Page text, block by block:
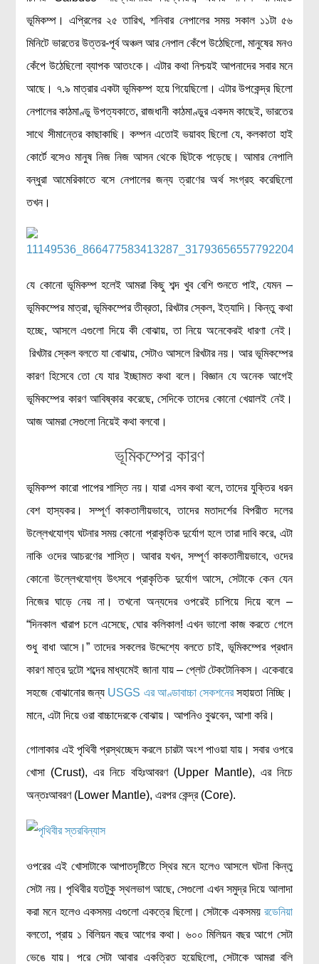
পরিবেশ দূষণ
কম্পিউটার সায়েন্স
ইলেকট্রিক্যাল ইঞ্জিনিয়ারিং
জেনেটিক ইঞ্জিনিয়ারিং
বায়োটেকনোলজি
দৈনন্দিন জীবনে বিজ্ঞানের প্রয়োগ
আমাদের সৌরজগৎ
সামাজিক বিজ্ঞান
অর্থনীতি
রাষ্ট্রবিজ্ঞান
নৃবিজ্ঞান
সমাজতত্ত্ব
বিজ্ঞানীদের কথা
বিশেষ পাতা
টাইমলাইন
প্রশ্নমালা
লেখকদের আঙিনা
প্রবেশ
নিবন্ধন
আপনার প্রোফাইল
বিজ্ঞানযাত্রায় লেখা জমা দেয়ার নির্দেশনাসমূহ
তথ্য ও যোগাযোগ
বিজ্ঞানযাত্রা ম্যাগাজিন
বিজ্ঞানযাত্রা সংবাদ/বিজ্ঞপ্তি
লক্ষ্য ও উদ্দেশ্য
বৈজ্ঞানিক কল্পকাহিনী
লজিক এবং ফ্যালাসি
রিভিউ (বই/মুভি/সিরিজ)
আবিষ্কারের গল্প
বিজ্ঞান নিয়ে কার্টুন
বাংলাদেশের কথা
ভূমিকম্প। এপ্রিলের ২৫ তারিখ, শনিবার নেপালের সময় সকাল ১১টা ৫৬
মিনিটে ভারতের উত্তর-পূর্ব অঞ্চল আর নেপাল কেঁপে উঠেছিলো, মানুষের মনও
কেঁপে উঠেছিলো ব্যাপক আতংকে। এটার কথা নিশ্চয়ই আপনাদের সবার মনে
আছে। ৭.৯ মাত্রার একটা ভূমিকম্প হয়ে গিয়েছিলো। এটার উপকেন্দ্র ছিলো
নেপালের কাঠমাণ্ডু উপত্যকাতে, রাজধানী কাঠমাণ্ডুর একদম কাছেই, ভারতের
সাথে সীমান্তের কাছাকাছি। কম্পন এতোই ভয়াবহ ছিলো যে, কলকাতা হাই
কোর্টে বসেও মানুষ নিজ নিজ আসন থেকে ছিটকে পড়েছে। আমার নেপালি
বন্ধুরা আমেরিকাতে বসে নেপালের জন্য ত্রাণের অর্থ সংগ্রহ করেছিলো
তখন।
যে কোনো ভূমিকম্প হলেই আমরা কিছু শব্দ খুব বেশি শুনতে পাই, যেমন –
ভূমিকম্পের মাত্রা, ভূমিকম্পের তীব্রতা, রিখটার স্কেল, ইত্যাদি। কিন্তু কথা
হচ্ছে, আসলে এগুলো দিয়ে কী বোঝায়, তা নিয়ে অনেকেরই ধারণা নেই।
রিখটার স্কেল বলতে যা বোঝায়, সেটাও আসলে রিখটার নয়। আর ভূমিকম্পের
কারণ হিসেবে তো যে যার ইচ্ছামত কথা বলে। বিজ্ঞান যে অনেক আগেই
ভূমিকম্পের কারণ আবিষ্কার করেছে, সেদিকে তাদের কোনো খেয়ালই নেই।
আজ আমরা সেগুলো নিয়েই কথা বলবো।
ভূমিকম্পের কারণ
ভূমিকম্প কারো পাপের শাস্তি নয়। যারা এসব কথা বলে, তাদের যুক্তির ধরন
বেশ হাস্যকর। সম্পূর্ণ কাকতালীয়ভাবে, তাদের মতাদর্শের বিপরীত দলের
উল্লেখযোগ্য ঘটনার সময় কোনো প্রাকৃতিক দুর্যোগ হলে তারা দাবি করে, এটা
নাকি ওদের আচরণের শাস্তি। আবার যখন, সম্পূর্ণ কাকতালীয়ভাবে, ওদের
কোনো উল্লেখযোগ্য উৎসবে প্রাকৃতিক দুর্যোগ আসে, সেটাকে কেন যেন
নিজের ঘাড়ে নেয় না। তখনো অন্যদের ওপরেই চাপিয়ে দিয়ে বলে –
“দিনকাল খারাপ চলে এসেছে, ঘোর কলিকাল! এখন ভালো কাজ করতে গেলে
শুধু বাধা আসে।” তাদের সকলের উদ্দেশ্যে বলতে চাই, ভূমিকম্পের প্রধান
কারণ মাত্র দুটো শব্দের মাধ্যমেই জানা যায় – প্লেট টেকটোনিকস। একেবারে
সহজে বোঝানোর জন্য USGS এর আণ্ডাবাচ্চা সেকশনেরসহায়তা নিচ্ছি।
মানে, এটা দিয়ে ওরা বাচ্চাদেরকে বোঝায়। আপনিও বুঝবেন, আশা করি।
গোলাকার এই পৃথিবী প্রস্থচ্ছেদ করলে চারটা অংশ পাওয়া যায়। সবার ওপরে
খোসা (Crust), এর নিচে বহিঃআবরণ (Upper Mantle), এর নিচে
অন্তঃআবরণ (Lower Mantle), এরপর কেন্দ্র (Core).
ওপরের এই খোসাটাকে আপাতদৃষ্টিতে স্থির মনে হলেও আসলে ঘটনা কিন্তু
সেটা নয়। পৃথিবীর যতটুকু স্থলভাগ আছে, সেগুলো এখন সমুদ্র দিয়ে আলাদা
করা মনে হলেও একসময় এগুলো একত্রে ছিলো। সেটাকে একসময় রডেনিয়া
বলতো, প্রায় ১ বিলিয়ন বছর আগের কথা। ৬০০ মিলিয়ন বছর আগে সেটা
ভেঙে যায়। পরে সেটা আবার একত্রিত হয়েছিলো, সেটাকে আমরা বলি